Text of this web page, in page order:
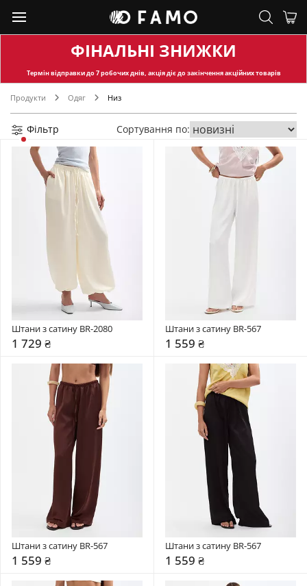
ФІНАЛЬНІ ЗНИЖКИ
Термін відправкидо 7 робочих днів, акція діє до закінчення акційних товарів
Продукти Одяг Низ
Фільтр Сортування по:
Штани з сатину BR-2080
1 729 ₴
Штани з сатину BR-567
1 559 ₴
Штани з сатину BR-567
1 559 ₴
Штани з сатину BR-567
1 559 ₴